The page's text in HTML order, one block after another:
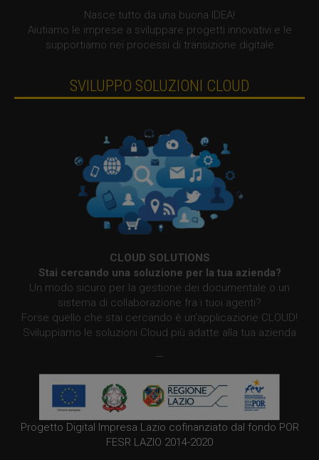
Nasce tutto da una buona IDEA!
Aiutiamo le imprese a sviluppare progetti innovativi e le
supportiamo nei processi di transizione digitale
SVILUPPO SOLUZIONI CLOUD
CLOUD SOLUTIONS
Stai cercando una soluzione per la tua azienda?
Un modo sicuro per la gestione dei documentale o un
sistema di collaborazione fra i tuoi agenti?
Forse quello che stai cercando è un’applicazione CLOUD!
Sviluppiamo le soluzioni Cloud più adatte alla tua azienda
—
Progetto Digital Impresa Lazio cofinanziato dal fondo POR
FESR LAZIO 2014-2020